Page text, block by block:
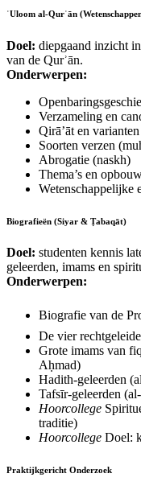
ʿUloom al‑Qurʾān
Doel: diepgaand inzicht
van de Qurʾān.
Onderwerpen:
Verzameling en
Qirā’āt en varianten
Soorten verzen
Abrogatie (naskh)
Thema’s en
Wetenschappelijke
Biografieën (Siyar & Ṭabaqāt)
Doel: studenten kennis
geleerden, imams en
Onderwerpen:
De vier
Grote imams van
Aḥmad)
Hadith‑geleerden
Tafsīr‑geleerden
Hoorcollege
traditie)
Hoorcollege Doel:
Praktijkgericht Onderzoek